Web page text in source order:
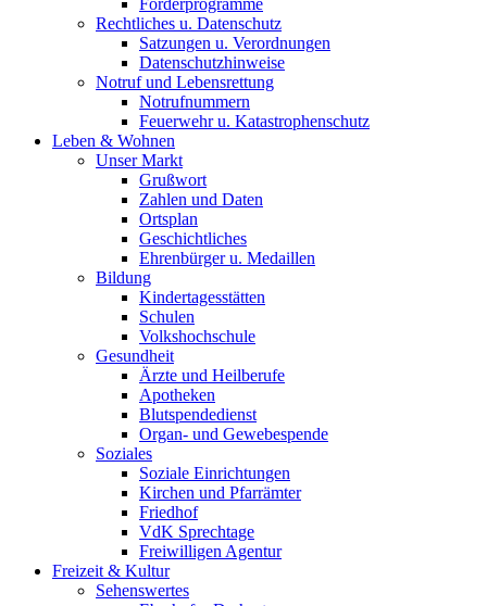
Förderprogramme
Rechtliches u. Datenschutz
Satzungen u. Verordnungen
Datenschutzhinweise
Notruf und Lebensrettung
Notrufnummern
Feuerwehr u. Katastrophenschutz
Leben & Wohnen
Unser Markt
Grußwort
Zahlen und Daten
Ortsplan
Geschichtliches
Ehrenbürger u. Medaillen
Bildung
Kindertagesstätten
Schulen
Volkshochschule
Gesundheit
Ärzte und Heilberufe
Apotheken
Blutspendedienst
Organ- und Gewebespende
Soziales
Soziale Einrichtungen
Kirchen und Pfarrämter
Friedhof
VdK Sprechtage
Freiwilligen Agentur
Freizeit & Kultur
Sehenswertes